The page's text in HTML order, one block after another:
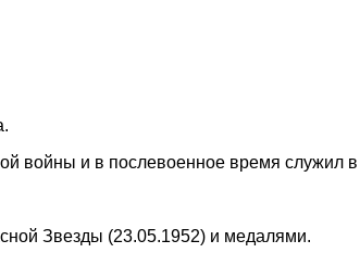
войны и в послевоенное время служил в
Звезды (23.05.1952) и медалями.